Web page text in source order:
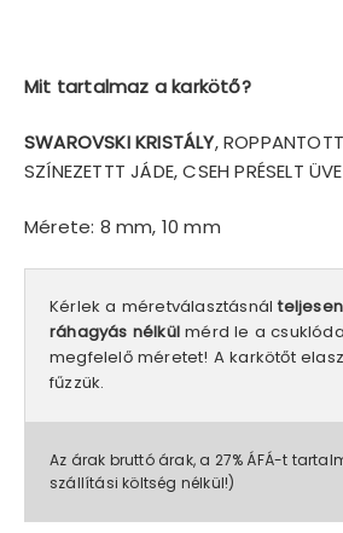
Mit tartalmaz a karkötő?
SWAROVSKI KRISTÁLY,
SZÍNEZETTT JÁDE, CSEH PRÉSELT
Mérete: 8 mm, 10 mm
Kérlek a méretválasztásnál
ráhagyás nélkül mérd le a
megfelelő méretet! A karkötőt
fűzzük.
Az árak bruttó árak, a 27% ÁFÁ-t
szállítási költség nélkül!)